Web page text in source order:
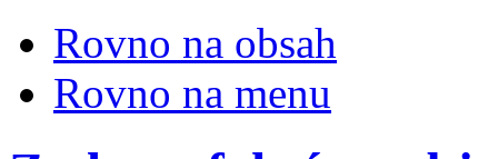
Rovno na obsah
Rovno na menu